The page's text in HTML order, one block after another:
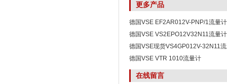
更多产品
德国VSE EF2AR012V-PNP/1流量计
德国VSE VS2EPO12V32N11流量计
德国VSE现货VS4GP012V-32N11
德国VSE VTR 1010流量计
在线留言